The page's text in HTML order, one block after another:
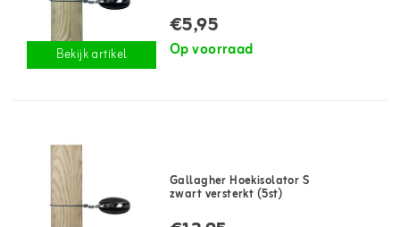
Bekijk artikel
€5,95
Op voorraad
Gallagher Hoekisolator S
zwart versterkt (5st)